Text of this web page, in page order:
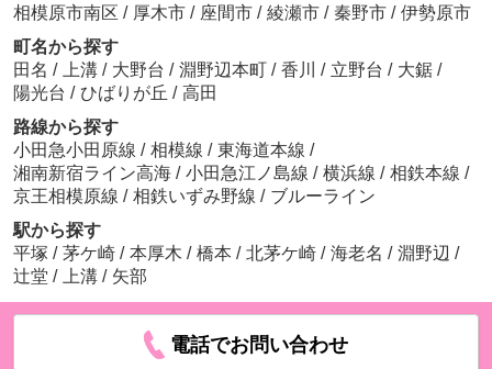
相模原市南区 / 厚木市 / 座間市 / 綾瀬市 / 秦野市 / 伊勢原市
町名から探す
田名 / 上溝 / 大野台 / 淵野辺本町 / 香川 / 立野台 / 大鋸 /
陽光台 / ひばりが丘 / 高田
路線から探す
小田急小田原線 / 相模線 / 東海道本線 /
湘南新宿ライン高海 / 小田急江ノ島線 / 横浜線 / 相鉄本線 /
京王相模原線 / 相鉄いずみ野線 / ブルーライン
駅から探す
平塚 / 茅ケ崎 / 本厚木 / 橋本 / 北茅ケ崎 / 海老名 / 淵野辺 /
辻堂 / 上溝 / 矢部
電話でお問い合わせ